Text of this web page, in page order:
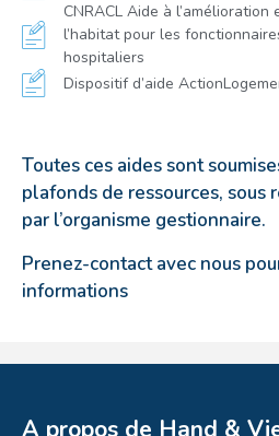
CNRACL Aide à l’amélioration
l’habitat pour les
hospitaliers
Dispositif d’aide
Toutes ces aides sont
plafonds de ressources, sous
par l’organisme gestionnaire.
Prenez-contact avec nous
informations
A propos de Hand &